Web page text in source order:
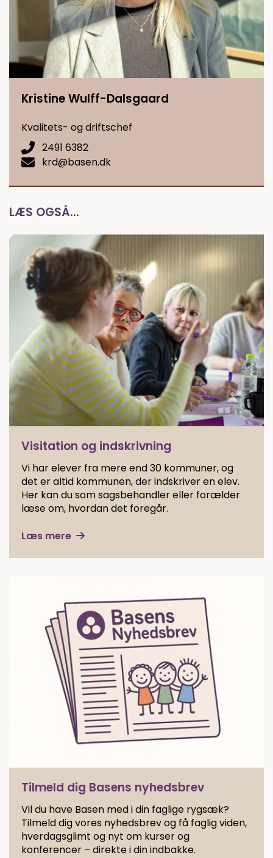
Kristine Wulff-Dalsgaard
Kvalitets- og driftschef
2491 6382
krd@basen.dk
LÆS OGSÅ...
Visitation og indskrivning
Vi har elever fra mere end 30 kommuner, og
det er altid kommunen, der indskriver en elev.
Her kan du som sagsbehandler eller forælder
læse om, hvordan det foregår.
Læs mere
Tilmeld dig Basens nyhedsbrev
Vil du have Basen med i din faglige rygsæk?
Tilmeld dig vores nyhedsbrev og få faglig viden,
hverdagsglimt og nyt om kurser og
konferencer – direkte i din indbakke.